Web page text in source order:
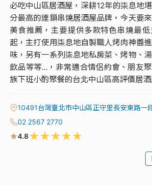
必吃中山區居酒屋，深耕12年的柒息地
分最高的連鎖串燒居酒屋品牌，今天要
美食推薦，主要提供多款特色串燒最低
起，主打使用柒息地自製職人烤肉神醬
味，另有一系列柒息地私房菜、烤物、
飲品等等...，非常適合情侶約會、朋友
族下班小酌聚餐的台北中山區高評價居酒
10491台灣臺北市中山區正守里長安東路一
02 2567 2770
4.8★★★★★